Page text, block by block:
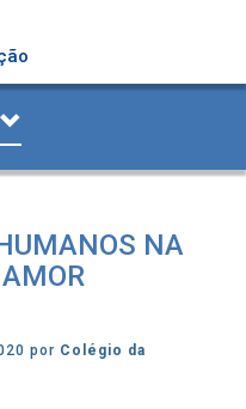
NA
por Colégio da